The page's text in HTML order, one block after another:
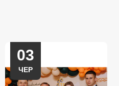
03
ЧЕР